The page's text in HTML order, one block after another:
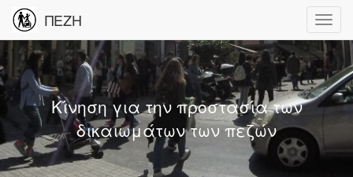
ΠΕΖΗ
Κίνηση για την προστασία των
δικαιωμάτων των πεζών